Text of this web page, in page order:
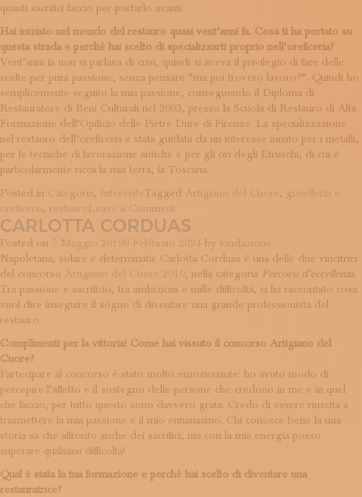
quanti sacrifici faccio per portarlo avanti.
Hai iniziato nel mondo del restauro quasi vent’anni fa. Cosa ti ha portato su
questa strada e perché hai scelto di specializzarti proprio nell’oreficeria?
Vent’anni fa non si parlava di crisi, quindi si aveva il privilegio di fare delle
scelte per pura passione, senza pensare “ma poi troverò lavoro?”. Quindi ho
semplicemente seguito la mia passione, conseguendo il Diploma di
Restauratore di Beni Culturali nel 2003, presso la Scuola di Restauro di Alta
Formazione dell’Opificio delle Pietre Dure di Firenze. La specializzazione
nel restauro dell’oreficeria è stata guidata da un interesse innato per i metalli,
per le tecniche di lavorazione antiche e per gli ori degli Etruschi, di cui è
particolarmente ricca la mia terra, la Toscana.
Posted in Categoria, Interviste Tagged Artigiano del Cuore, gioielleria e
oreficeria, restauroLeave a Comment
Bruna
Mariani
CARLOTTA CORDUAS
Posted on 5 Maggio 20198 Febbraio 2024 by fondazione
Napoletana, solare e determinata: Carlotta Corduas è una delle due vincitrici
del concorso Artigiano del Cuore 2019, nella categoria Percorsi d’eccellenza.
Tra passione e sacrificio, tra ambizioni e mille difficoltà, ci ha raccontato cosa
vuol dire inseguire il sogno di diventare una grande professionista del
restauro.
Complimenti per la vittoria! Come hai vissuto il concorso Artigiano del
Cuore?
Partecipare al concorso è stato molto emozionante: ho avuto modo di
percepire l’affetto e il sostegno delle persone che credono in me e in quel
che faccio, per tutto questo sono davvero grata. Credo di essere riuscita a
trasmettere la mia passione e il mio entusiasmo. Chi conosce bene la mia
storia sa che affronto anche dei sacrifici, ma con la mia energia posso
superare qualsiasi difficoltà!
Qual è stata la tua formazione e perché hai scelto di diventare una
restauratrice?